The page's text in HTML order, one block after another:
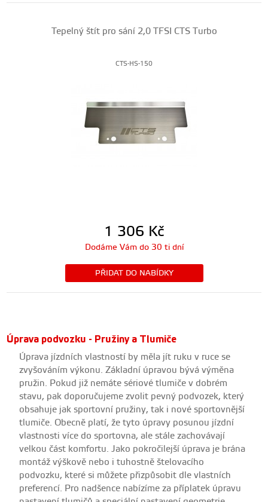
Tepelný štít pro sání 2,0 TFSI CTS Turbo
CTS-HS-150
1 306 Kč
Dodáme Vám do 30 ti dní
PŘIDAT DO NABÍDKY
Úprava podvozku - Pružiny a Tlumiče
Úprava jízdních vlastností by měla jít ruku v ruce se
zvyšováním výkonu. Základní úpravou bývá výměna
pružin. Pokud již nemáte sériové tlumiče v dobrém
stavu, pak doporučujeme zvolit pevný podvozek, který
obsahuje jak sportovní pružiny, tak i nové sportovnější
tlumiče. Obecně platí, že tyto úpravy posunou jízdní
vlastnosti více do sportovna, ale stále zachovávají
velkou část komfortu. Jako pokročilejší úprava je brána
montáž výškově nebo i tuhostně štelovacího
podvozku, které si můžete přizpůsobit dle vlastních
preferencí. Pro nadšence nabízíme za příplatek úpravu